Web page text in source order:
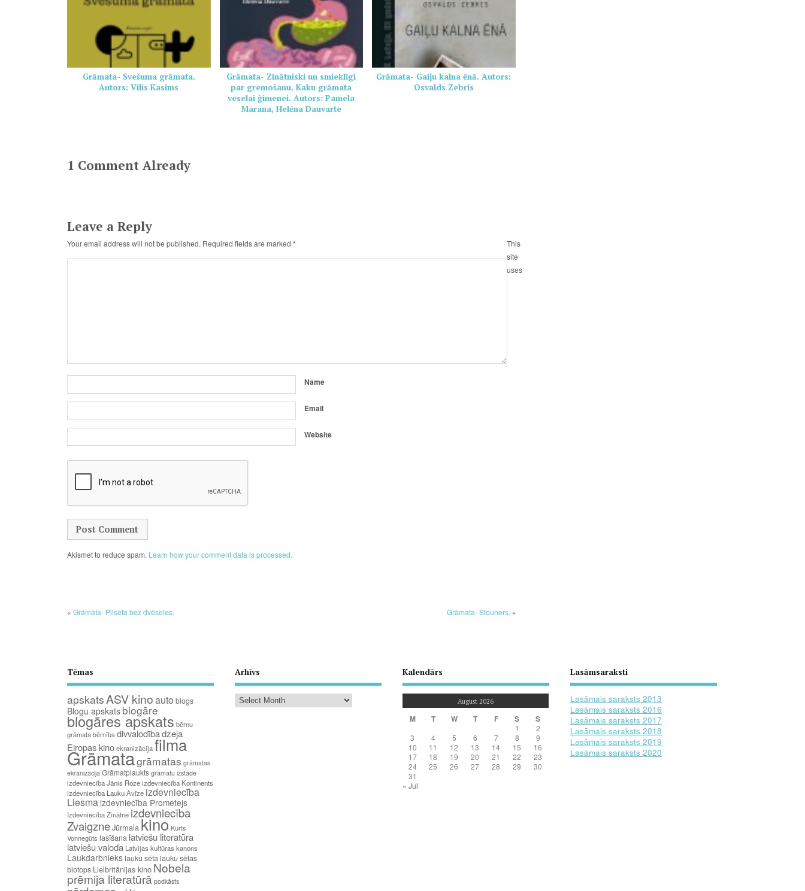
Grāmata- Svešuma grāmata.
Autors: Vilis Kasims
Grāmata- Zinātniski un smieklīgi
par gremošanu. Kaku grāmata
veselai ģimenei. Autors: Pamela
Marana, Helēna Dauvarte
Grāmata- Gaiļu kalna ēnā. Autors:
Osvalds Zebris
1 Comment Already
Leave a Reply
Your email address will not be published. Required fields are marked *
Name
Email
Website
This
site
uses
Akismet to reduce spam. Learn how your comment data is processed.
« Grāmata- Pilsēta bez dvēseles. Grāmata- Stouners. »
Tēmas
apskats ASV kinoauto blogs
Blogu apskats blogāre
blogāres apskats bērnu
grāmata bērnība divvalodībadzeja
Eiropas kinoekranizācijafilma
Grāmatagrāmatas grāmatas
ekranizācija Grāmatplaukts grāmatu izstāde
izdevniecība Jānis Rozeizdevniecība Kontinents
izdevniecība Lauku Avīze izdevniecība
Liesma izdevniecība Prometejs
Izdevniecība Zinātne izdevniecība
ZvaigzneJūrmala kino Kurts
Vonnegūts lasīšana latviešu literatūra
latviešu valoda Latvijas kultūras kanons
Laukdarbniekslauku sēta lauku sētas
biotops Lielbritānijas kino Nobela
prēmija literatūrā podkāsts
Arhīvs Kalendārs
August 2026
M T W T F S S
1
2
3
4 5 6 7 8
9
10
11 12 13 14 15
16
17
18 19 20 21 22
23
24
25 26 27 28 29
30
31
« Jul
Lasāmsaraksti
Lasāmais saraksts 2013
Lasāmais saraksts 2016
Lasāmais saraksts 2017
Lasāmais saraksts 2018
Lasāmais saraksts 2019
Lasāmais saraksts 2020